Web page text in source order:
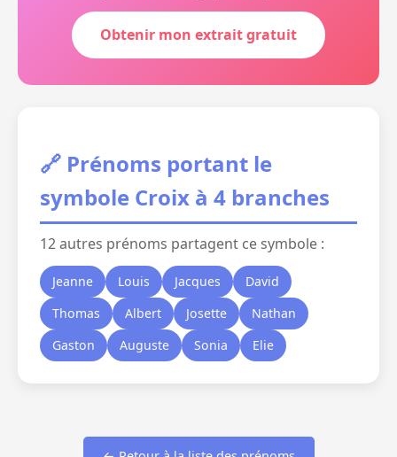
Obtenir mon extrait gratuit
🔗 Prénoms portant le
symbole Croix à 4 branches
12 autres prénoms partagent ce symbole :
Jeanne Louis Jacques
David
Thomas
Albert Josette
Nathan
Gaston
Auguste Sonia Elie